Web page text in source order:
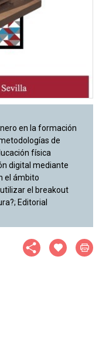
en la formación
de
física
digital mediante
el ámbito
el breakout
Editorial